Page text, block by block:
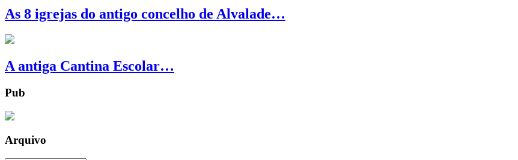
As 8 igrejas do antigo concelho de Alvalade…
A antiga Cantina Escolar…
Pub
Arquivo